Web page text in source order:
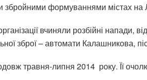
збройними формуваннями містах на
вчиняли розбійні напади,
зброї – автомати Калашникова,
травня-липня 2014 року. Її